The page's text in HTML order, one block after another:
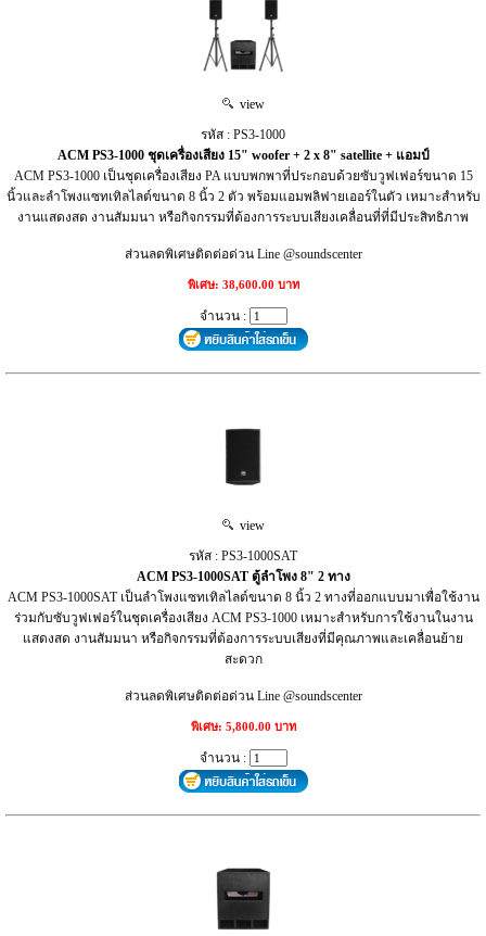
view
รหัส : PS3-1000
ACM PS3-1000 ชุดเครื่องเสียง 15" woofer + 2 x 8" satellite + แอมป์
ACM PS3-1000 เป็นชุดเครื่องเสียง PA แบบพกพาที่ประกอบด้วยซับวูฟเฟอร์ขนาด 15
นิ้วและลำโพงแซทเทิลไลต์ขนาด 8 นิ้ว 2 ตัว พร้อมแอมพลิฟายเออร์ในตัว เหมาะสำหรับ
งานแสดงสด งานสัมมนา หรือกิจกรรมที่ต้องการระบบเสียงเคลื่อนที่ที่มีประสิทธิภาพ
ส่วนลดพิเศษติดต่อด่วน Line @soundscenter
พิเศษ: 38,600.00 บาท
จำนวน :
view
รหัส : PS3-1000SAT
ACM PS3-1000SAT ตู้ลำโพง 8" 2 ทาง
ACM PS3-1000SAT เป็นลำโพงแซทเทิลไลต์ขนาด 8 นิ้ว 2 ทางที่ออกแบบมาเพื่อใช้งาน
ร่วมกับซับวูฟเฟอร์ในชุดเครื่องเสียง ACM PS3-1000 เหมาะสำหรับการใช้งานในงาน
แสดงสด งานสัมมนา หรือกิจกรรมที่ต้องการระบบเสียงที่มีคุณภาพและเคลื่อนย้าย
สะดวก
ส่วนลดพิเศษติดต่อด่วน Line @soundscenter
พิเศษ: 5,800.00 บาท
จำนวน :